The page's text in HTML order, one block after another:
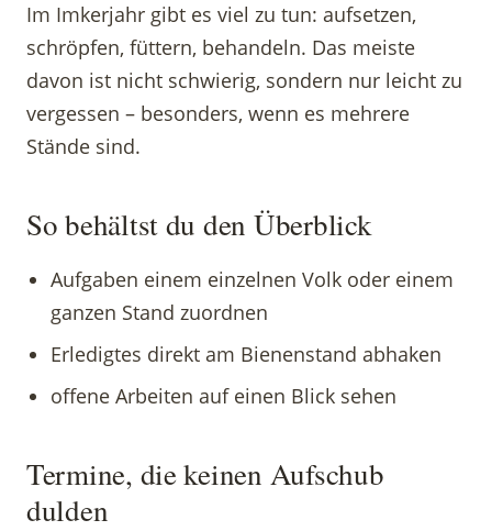
Im Imkerjahr gibt es viel zu tun: aufsetzen,
schröpfen, füttern, behandeln. Das meiste
davon ist nicht schwierig, sondern nur leicht zu
vergessen – besonders, wenn es mehrere
Stände sind.
So behältst du den Überblick
Aufgaben einem einzelnen Volk oder einem
ganzen Stand zuordnen
Erledigtes direkt am Bienenstand abhaken
offene Arbeiten auf einen Blick sehen
Termine, die keinen Aufschub
dulden